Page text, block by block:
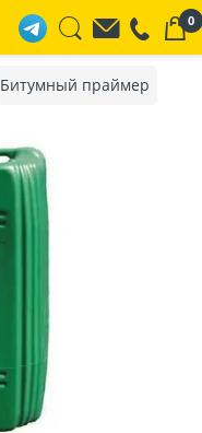
0
Битумный праймер